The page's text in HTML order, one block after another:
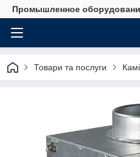
Промышленное
Товари та послуги